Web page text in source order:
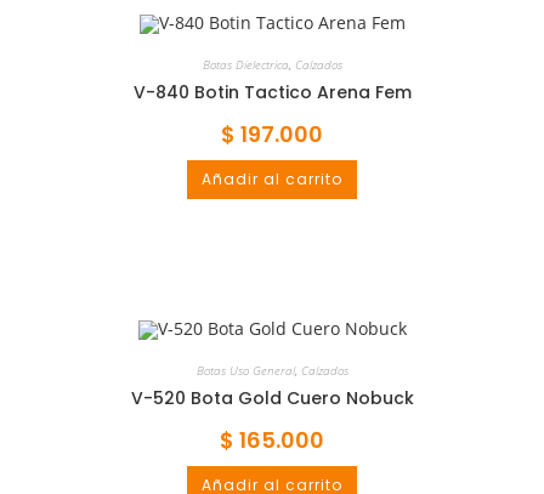
Botas Dielectrica, Calzados
V-840 Botin Tactico Arena Fem
$ 197.000
Añadir al carrito
Botas Uso General, Calzados
V-520 Bota Gold Cuero Nobuck
$ 165.000
Añadir al carrito